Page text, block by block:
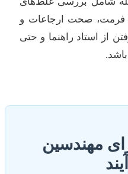
فرمت، صحت ارجاعات و
از استاد راهنما و حتی
مهندسین